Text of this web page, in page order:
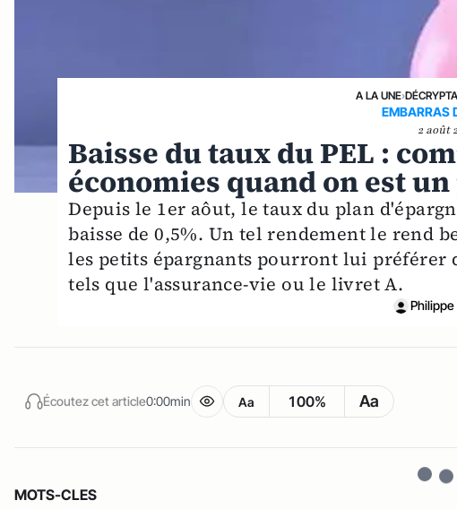
A LA UNE›
EMBARRAS
2 août
Baisse du taux du PEL :
économies quand on est
Depuis le 1er aôut, le taux du plan
baisse de 0,5%. Un tel rendement le rend
les petits épargnants pourront lui préférer
tels que l'assurance-vie ou le livret A.
Écoutez cet article0:00min Aa 100% Aa
MOTS-CLES